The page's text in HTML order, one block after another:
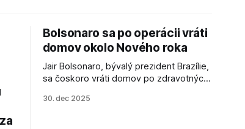
Bolsonaro sa po operácii vráti
domov okolo Nového roka
Jair Bolsonaro, bývalý prezident Brazílie,
sa čoskoro vráti domov po zdravotných
30. dec 2025